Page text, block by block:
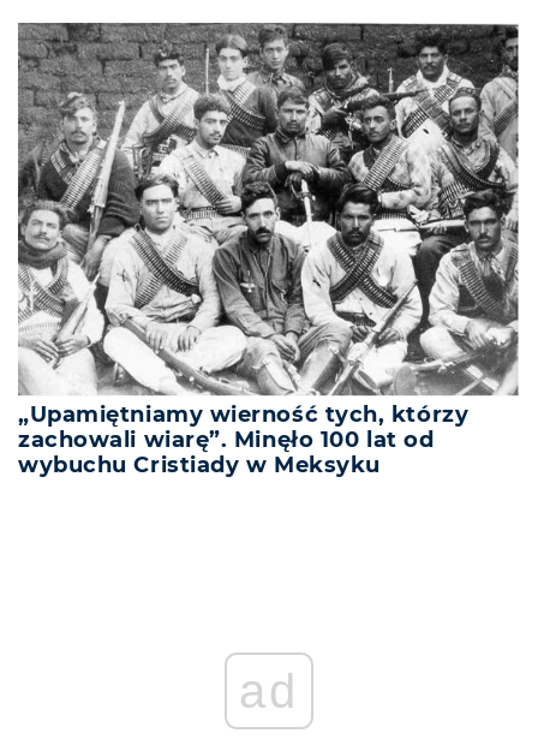
„Upamiętniamy wierność tych, którzy
zachowali wiarę”. Minęło 100 lat od
wybuchu Cristiady w Meksyku
ad